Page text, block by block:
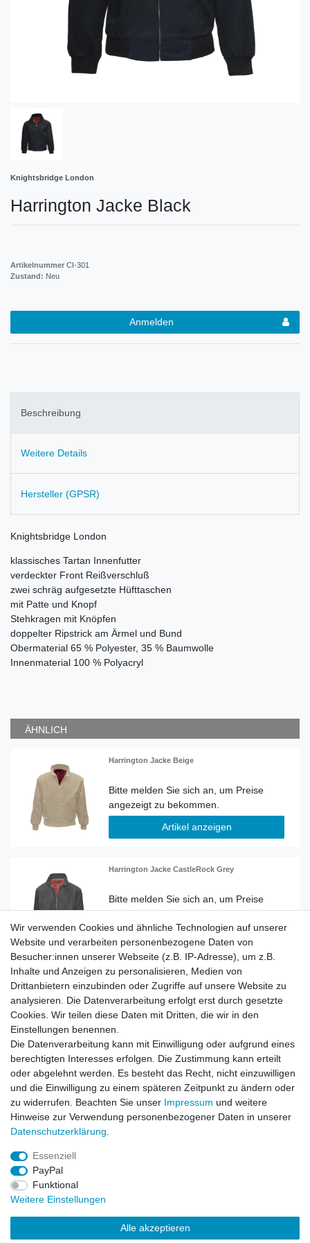
Knightsbridge London
Harrington Jacke Black
Artikelnummer CI-301
Zustand: Neu
Anmelden
Beschreibung
Weitere Details
Hersteller (GPSR)
Knightsbridge London
klassisches Tartan Innenfutter
verdeckter Front Reißverschluß
zwei schräg aufgesetzte Hüfttaschen
mit Patte und Knopf
Stehkragen mit Knöpfen
doppelter Ripstrick am Ärmel und Bund
Obermaterial 65 % Polyester, 35 % Baumwolle
Innenmaterial 100 % Polyacryl
ÄHNLICH
Harrington Jacke Beige
Artikel anzeigen
Harrington Jacke CastleRock Grey
Artikel anzeigen
Harrington Jacke NavyBlue
Artikel anzeigen
Harrington Jacke RussianNight
Daten­schutz­erklärung
Wir verwenden Cookies und ähnliche Technologien auf unserer
Website und verarbeiten personenbezogene Daten von
Besucher:innen unserer Webseite (z.B. IP-Adresse), um z.B.
Inhalte und Anzeigen zu personalisieren, Medien von
Drittanbietern einzubinden oder Zugriffe auf unsere Website zu
analysieren. Die Datenverarbeitung erfolgt erst durch gesetzte
Cookies. Wir teilen diese Daten mit Dritten, die wir in den
Einstellungen benennen.
Die Datenverarbeitung kann mit Einwilligung oder aufgrund eines
berechtigten Interesses erfolgen. Die Zustimmung kann erteilt
oder abgelehnt werden. Es besteht das Recht, nicht einzuwilligen
und die Einwilligung zu einem späteren Zeitpunkt zu ändern oder
zu widerrufen. Beachten Sie unser Impressum und weitere
Hinweise zur Verwendung personenbezogener Daten in unserer
Daten­schutz­erklärung
Essenziell
PayPal
Funktional
Weitere Einstellungen
Alle akzeptieren